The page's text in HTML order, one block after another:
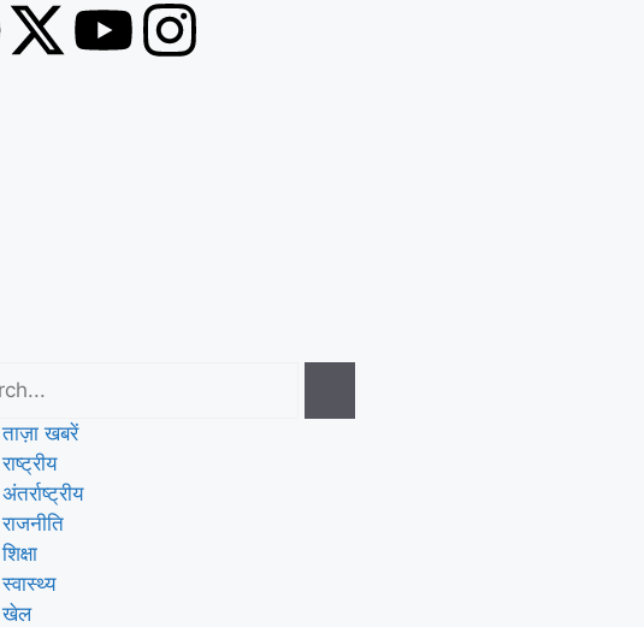
ताज़ा खबरें
राष्ट्रीय
अंतर्राष्ट्रीय
राजनीति
शिक्षा
स्वास्थ्य
खेल